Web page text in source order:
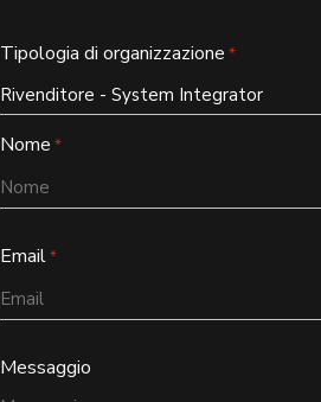
Tipologia di organizzazione *
Nome *
Email*
Messaggio